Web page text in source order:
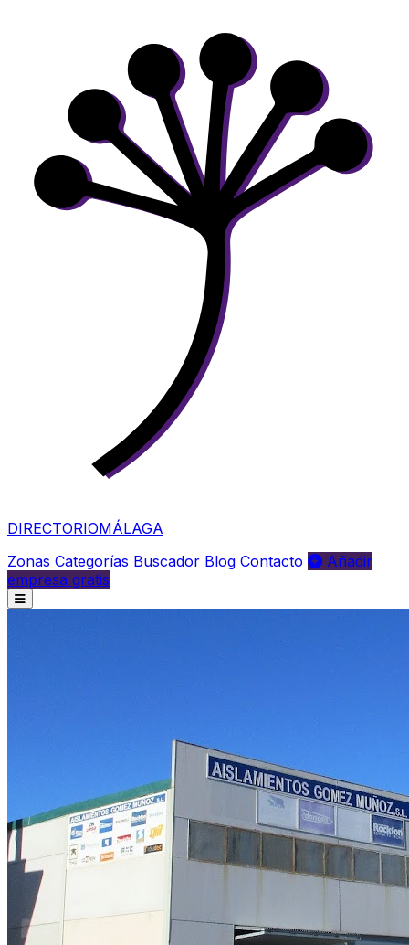
DIRECTORIOMÁLAGA
Zonas Categorías Buscador Blog Contacto
Añadir
empresa gratis